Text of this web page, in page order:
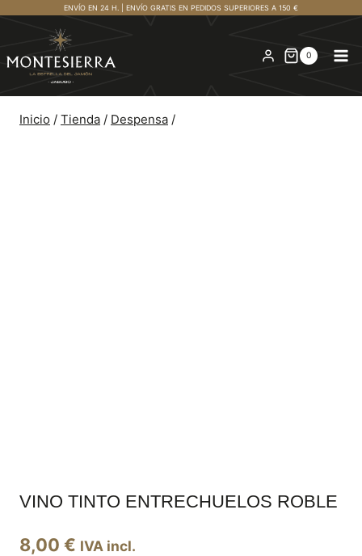
contenido
ENVÍO EN 24 H. | ENVÍO GRATIS EN PEDIDOS SUPERIORES A 150 €
0
Inicio / Tienda / Despensa /
VINO TINTO ENTRECHUELOS ROBLE
8,00 € IVA incl.